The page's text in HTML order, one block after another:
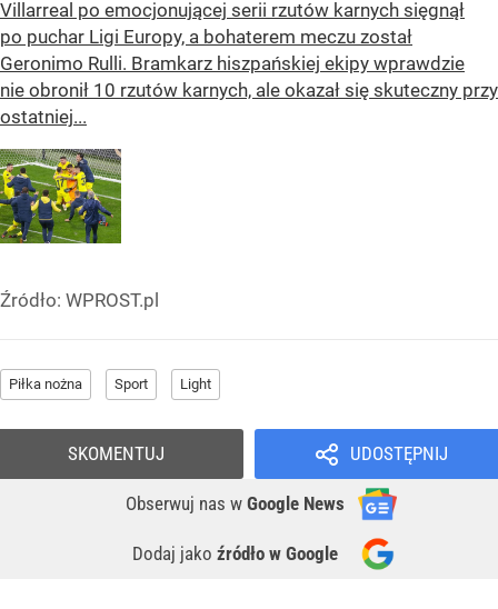
Villarreal po emocjonującej serii rzutów karnych sięgnął
po puchar Ligi Europy, a bohaterem meczu został
Geronimo Rulli. Bramkarz hiszpańskiej ekipy wprawdzie
nie obronił 10 rzutów karnych, ale okazał się skuteczny przy
ostatniej...
Źródło: WPROST.pl
Piłka nożna Sport Light
UDOSTĘPNIJ
Obserwuj nas w Google News
Dodaj jako źródło w Google
SKOMENTUJ